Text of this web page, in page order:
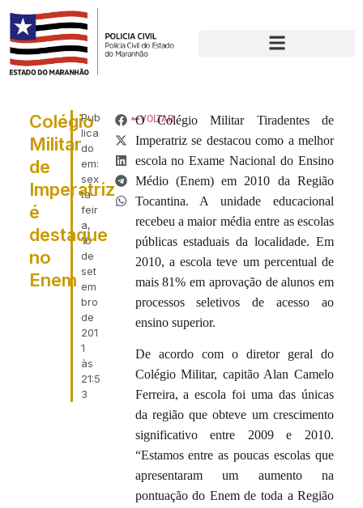
Pub
lica
do
em:
sex
ta-
feir
a,
16
de
set
em
bro
de
201
1
às
21:5
3
Colégio
Militar
de
Imperatriz
é
destaque
no
Enem
VOLTAR
O Colégio Militar Tiradentes de
Imperatriz se destacou como a melhor
escola no Exame Nacional do Ensino
Médio (Enem) em 2010 da Região
Tocantina. A unidade educacional
recebeu a maior média entre as escolas
públicas estaduais da localidade. Em
2010, a escola teve um percentual de
mais 81% em aprovação de alunos em
processos seletivos de acesso ao
ensino superior.
De acordo com o diretor geral do
Colégio Militar, capitão Alan Camelo
Ferreira, a escola foi uma das únicas
da região que obteve um crescimento
significativo entre 2009 e 2010.
“Estamos entre as poucas escolas que
apresentaram um aumento na
pontuação do Enem de toda a Região